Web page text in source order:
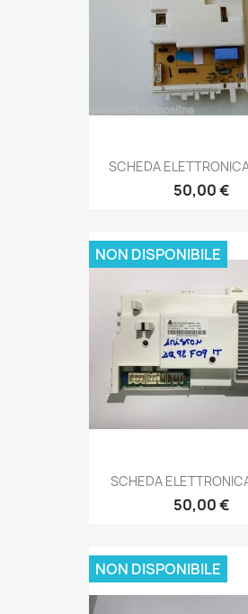
SCHEDA
50,00 €
SCHEDA
50,00 €
NON DISPONIBILE
NON DISPONIBILE